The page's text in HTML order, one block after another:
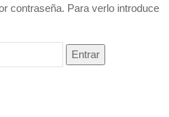
contraseña. Para verlo introduce